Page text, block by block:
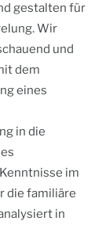
Karriere
gestalten für
Wir
und
dem
eines
in die
im
die familiäre
in